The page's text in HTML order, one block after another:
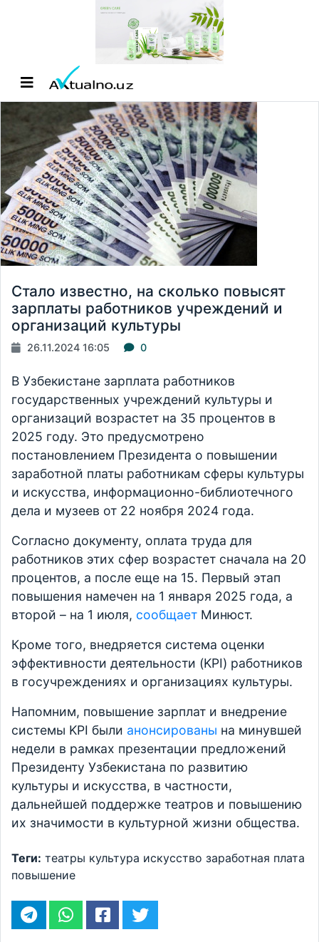
Стало известно, на сколько повысят
зарплаты работников учреждений и
организаций культуры
26.11.2024 16:05 0
В Узбекистане зарплата работников
государственных учреждений культуры и
организаций возрастет на 35 процентов в
2025 году. Это предусмотрено
постановлением Президента о повышении
заработной платы работникам сферы культуры
и искусства, информационно-библиотечного
дела и музеев от 22 ноября 2024 года.
Согласно документу, оплата труда для
работников этих сфер возрастет сначала на 20
процентов, а после еще на 15. Первый этап
повышения намечен на 1 января 2025 года, а
второй – на 1 июля, сообщает Минюст.
Кроме того, внедряется система оценки
эффективности деятельности (KPI) работников
в госучреждениях и организациях культуры.
Напомним, повышение зарплат и внедрение
системы KPI были анонсированы на минувшей
недели в рамках презентации предложений
Президенту Узбекистана по развитию
культуры и искусства, в частности,
дальнейшей поддержке театров и повышению
их значимости в культурной жизни общества.
Теги: театры культура искусство заработная плата
повышение